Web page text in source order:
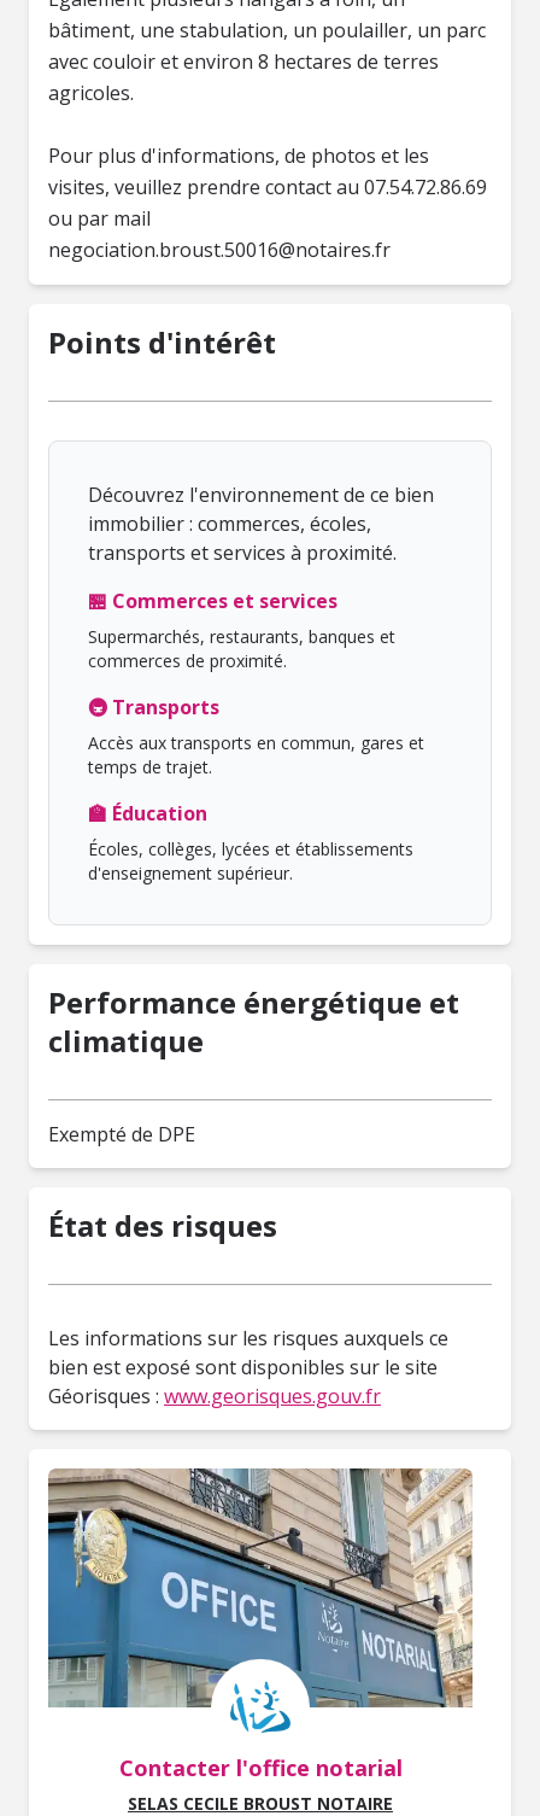
bâtiment, une stabulation, un poulailler, un parc
avec couloir et environ 8 hectares de terres
agricoles.
Pour plus d'informations, de photos et les
visites, veuillez prendre contact au 07.54.72.86.69
ou par mail
negociation.broust.50016@notaires.fr
Points d'intérêt
Découvrez l'environnement de ce bien
immobilier : commerces, écoles,
transports et services à proximité.
🏪 Commerces et services
Supermarchés, restaurants, banques et
commerces de proximité.
🚇 Transports
Accès aux transports en commun, gares et
temps de trajet.
🏫 Éducation
Écoles, collèges, lycées et établissements
d'enseignement supérieur.
Performance énergétique et
climatique
Exempté de DPE
État des risques
Les informations sur les risques auxquels ce
bien est exposé sont disponibles sur le site
Géorisques : www.georisques.gouv.fr
Contacter l'office notarial
SELAS CECILE BROUST NOTAIRE